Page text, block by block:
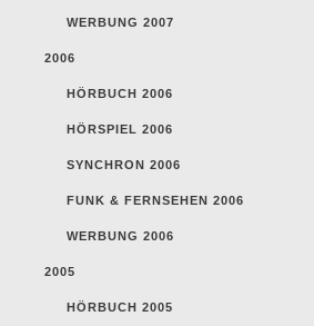
WERBUNG 2007
2006
HÖRBUCH 2006
HÖRSPIEL 2006
SYNCHRON 2006
FUNK & FERNSEHEN 2006
WERBUNG 2006
2005
HÖRBUCH 2005